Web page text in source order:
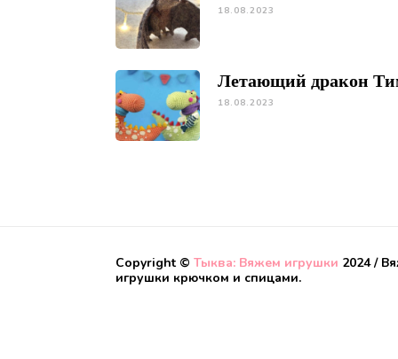
18.08.2023
Летающий дракон
18.08.2023
Copyright © Тыква: Вяжем игрушки 2024 /
игрушки крючком и спицами.